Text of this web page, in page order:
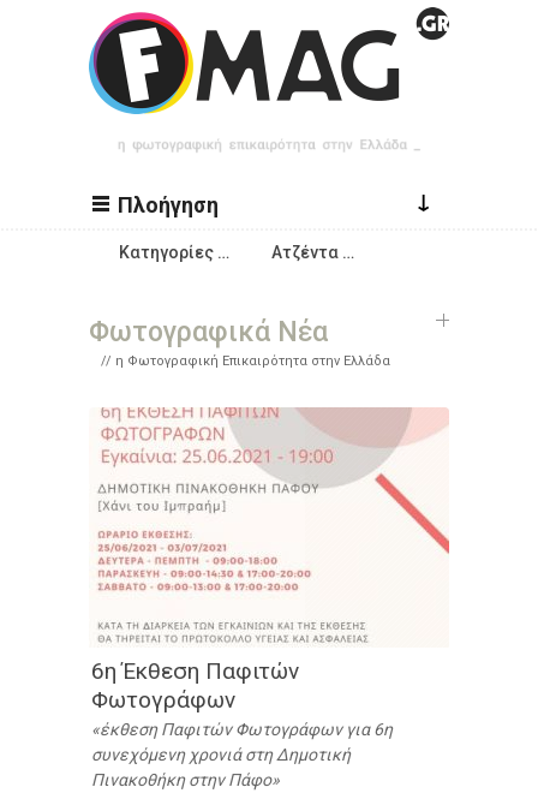
Παράκαμψη προς το κυρίως περιεχόμενο
Πλοήγηση ↓
Κατηγορίες … Ατζέντα …
Φωτογραφικά Νέα
η Φωτογραφική Επικαιρότητα στην Ελλάδα
6η Έκθεση Παφιτών
Φωτογράφων
έκθεση Παφιτών Φωτογράφων για 6η
συνεχόμενη χρονιά στη Δημοτική
Πινακοθήκη στην Πάφο
Σελίδες